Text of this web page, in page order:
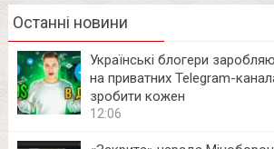
Останні новини
Українські блогери
на приватних Telegram-
зробити кожен
12:06